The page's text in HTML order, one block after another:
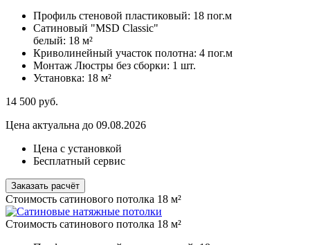
Профиль стеновой пластиковый: 18 пог.м
Сатиновый "MSD Classic"
белый: 18 м²
Криволинейный участок полотна: 4 пог.м
Монтаж Люстры без сборки: 1 шт.
Установка: 18 м²
14 500 руб.
Цена актуальна до 09.08.2026
Цена с установкой
Бесплатный сервис
Заказать расчёт
Стоимость сатинового потолка 18 м²
Стоимость сатинового потолка 18 м²